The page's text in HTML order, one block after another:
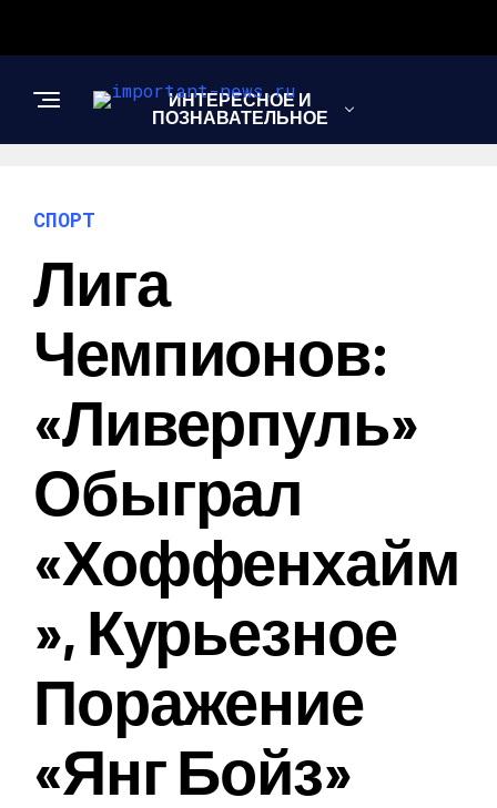
ИНТЕРЕСНОЕ И
ПОЗНАВАТЕЛЬНОЕ
СПОРТ
Лига
Чемпионов:
«Ливерпуль»
Обыграл
«Хоффенхайм
», Курьезное
Поражение
«Янг Бойз»